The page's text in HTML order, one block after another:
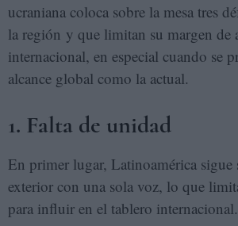
ucraniana coloca sobre la mesa tres
la región y que limitan su margen de
internacional, en especial cuando se
alcance global como la actual.
1. Falta de unidad
En primer lugar, Latinoamérica sigue
exterior con una sola voz, lo que
para influir en el tablero internacional.